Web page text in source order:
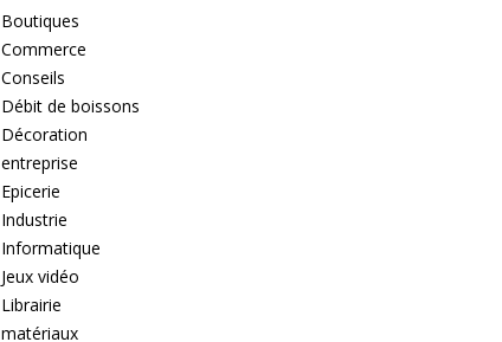
Boutiques
Commerce
Conseils
Débit de boissons
Décoration
entreprise
Epicerie
Industrie
Informatique
Jeux vidéo
Librairie
matériaux